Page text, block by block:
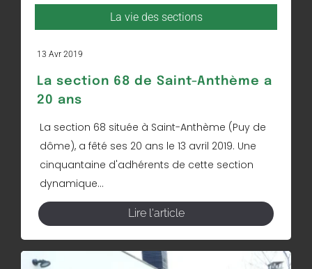
La vie des sections
13 Avr 2019
La section 68 de Saint-Anthème a
20 ans
La section 68 située à Saint-Anthème (Puy de
dôme), a fêté ses 20 ans le 13 avril 2019. Une
cinquantaine d'adhérents de cette section
dynamique...
Lire l'article